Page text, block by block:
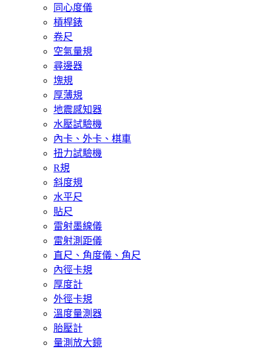
同心度儀
槓桿錶
卷尺
空氣量規
尋邊器
塊規
厚薄規
地震感知器
水壓試驗機
內卡、外卡、棋車
扭力試驗機
R規
斜度規
水平尺
貼尺
雷射墨線儀
雷射測距儀
直尺、角度儀、角尺
內徑卡規
厚度計
外徑卡規
溫度量測器
胎壓計
量測放大鏡